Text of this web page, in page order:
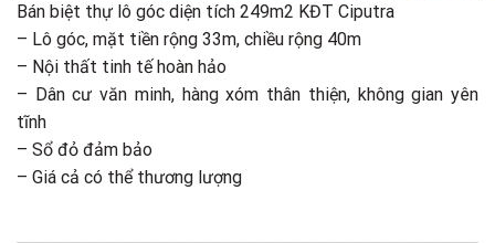
Bán biệt thự lô góc diện tích 249m2 KĐT Ciputra
– Lô góc, mặt tiền rộng 33m, chiều rộng 40m
– Nội thất tinh tế hoàn hảo
– Dân cư văn minh, hàng xóm thân thiện, không gian yên
tĩnh
– Sổ đỏ đảm bảo
– Giá cả có thể thương lượng